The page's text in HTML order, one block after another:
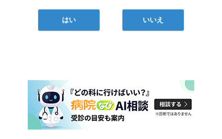
はい いいえ